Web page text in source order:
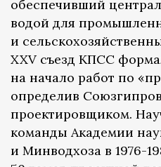
обеспечивший
водой для
и
XXV съезд КПСС
на начало работ по
определив
проектировщиком.
команды Академии
и Минводхоза в 1976-